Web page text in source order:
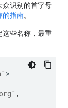
众识别的首字母
的指南。
这些名称，最重
,